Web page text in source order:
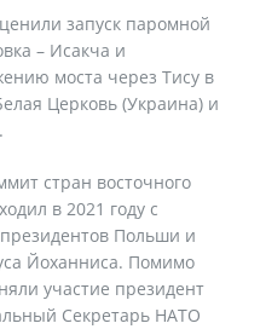
запуск паромной
– Исакча и
моста через Тису в
Церковь (Украина) и
стран восточного
в 2021 году с
Польши и
Йоханниса. Помимо
участие президент
Секретарь НАТО